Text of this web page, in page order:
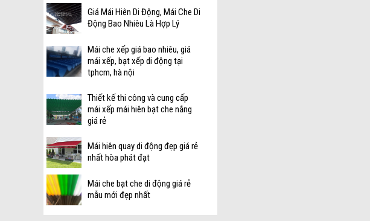
Giá Mái Hiên Di Động, Mái Che Di
Động Bao Nhiêu Là Hợp Lý
Mái che xếp giá bao nhiêu, giá
mái xếp, bạt xếp di động tại
tphcm, hà nội
Thiết kế thi công và cung cấp
mái xếp mái hiên bạt che nắng
giá rẻ
Mái hiên quay di động đẹp giá rẻ
nhất hòa phát đạt
Mái che bạt che di động giá rẻ
mẫu mới đẹp nhất